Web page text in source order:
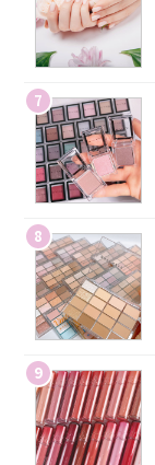
7
8
9